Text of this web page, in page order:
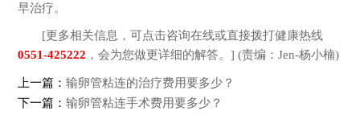
早治疗。
[更多相关信息，可点击咨询在线或直接拨打健康热线
0551-425222 ，会为您做更详细的解答。] (责编：Jen-杨小楠)
上一篇：输卵管粘连的治疗费用要多少？
下一篇：输卵管粘连手术费用要多少？